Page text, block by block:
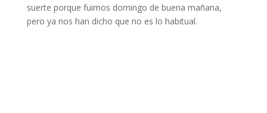
suerte porque fuimos domingo de buena mañana,
pero ya nos han dicho que no es lo habitual.